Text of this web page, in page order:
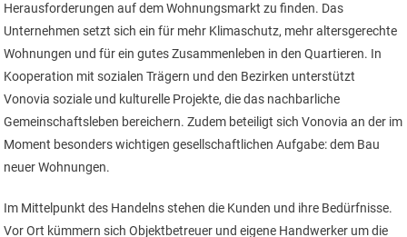
Herausforderungen auf dem Wohnungsmarkt zu finden. Das
Unternehmen setzt sich ein für mehr Klimaschutz, mehr altersgerechte
Wohnungen und für ein gutes Zusammenleben in den Quartieren. In
Kooperation mit sozialen Trägern und den Bezirken unterstützt
Vonovia soziale und kulturelle Projekte, die das nachbarliche
Gemeinschaftsleben bereichern. Zudem beteiligt sich Vonovia an der im
Moment besonders wichtigen gesellschaftlichen Aufgabe: dem Bau
neuer Wohnungen.
Im Mittelpunkt des Handelns stehen die Kunden und ihre Bedürfnisse.
Vor Ort kümmern sich Objektbetreuer und eigene Handwerker um die